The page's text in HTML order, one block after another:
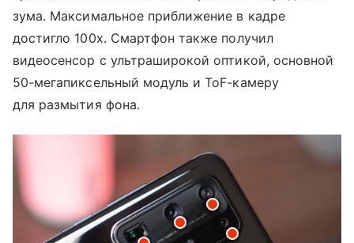
зума. Максимальное приближение в кадре
достигло 100х. Смартфон также получил
видеосенсор с ультраширокой оптикой, основной
50-мегапиксельный модуль и ToF-камеру
для размытия фона.